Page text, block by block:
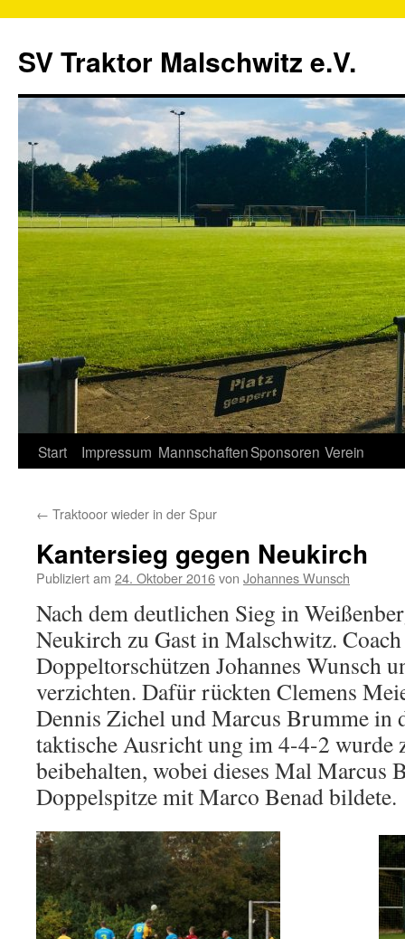
SV Traktor Malschwitz e.V.
Springe
Inhalt
Start Impressum MannschaftenSponsoren Verein
← Traktooor wieder in der Spur
Kantersieg gegen Neukirch
Publiziert am 24. Oktober 2016von Johannes Wunsch
Nach dem deutlichen Sieg in
Neukirch zu Gast in Malschwitz.
Doppeltorschützen Johannes Wunsch
verzichten. Dafür rückten Clemens
Dennis Zichel und Marcus Brumme in
taktische Ausricht ung im 4-4-2 wurde
beibehalten, wobei dieses Mal Marcus
Doppelspitze mit Marco Benad bildete.